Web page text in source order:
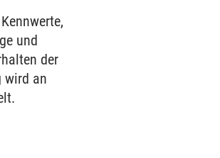
und
der
wird an